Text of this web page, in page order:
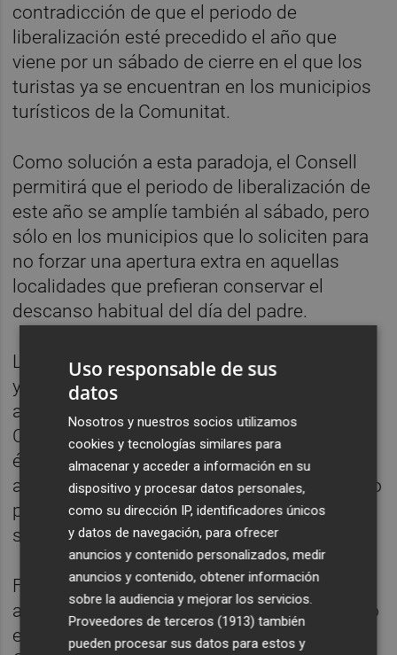
contradicción de que el periodo de
liberalización esté precedido el año que
viene por un sábado de cierre en el que los
turistas ya se encuentran en los municipios
turísticos de la Comunitat.
Como solución a esta paradoja, el Consell
permitirá que el periodo de liberalización de
este año se amplíe también al sábado, pero
sólo en los municipios que lo soliciten para
no forzar una apertura extra en aquellas
localidades que prefieran conservar el
descanso habitual del día del padre.
La medida todavía no ha sido aprobada pero
ya se ha alcanzado un acuerdo para sacarla
adelante. Además, la Dirección General de
Comercio estudia modificar la ley para que
ésta contemple de forma automática
ampliar el periodo de liberalización al sábado
previo al Domingo de Ramos cuando este
sea festivo.
Fuentes de la dirección general de comercio
añaden que esta peculiaridad no se solventó
en el Observatorio del Comercio de la
Uso responsable de sus
datos
Nosotros y nuestros socios utilizamos
cookies y tecnologías similares para
almacenar y acceder a información en su
dispositivo y procesar datos personales,
como su dirección IP, identificadores únicos
y datos de navegación, para ofrecer
anuncios y contenido personalizados, medir
anuncios y contenido, obtener información
sobre la audiencia y mejorar los servicios.
Proveedores de terceros (1913) también
pueden procesar sus datos para estos y